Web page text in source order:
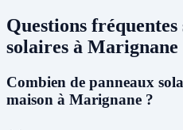
Questions
solaires à Marignane
Combien de panneaux
maison à Marignane ?